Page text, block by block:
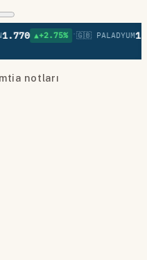
▲+2.75% •🇬🇧 PALADYUM
notları